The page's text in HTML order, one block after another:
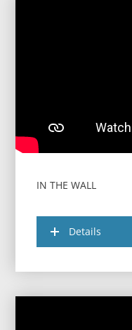
IN THE WALL
Details